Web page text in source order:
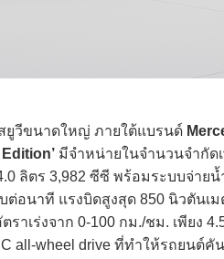
ยูวีขนาดใหญ่ ภายใต้แบรนด์
Edition’ มีจำหน่ายในจำนวนจำกัด
ลิตร 3,982 ซีซี พร้อมระบบจ่าย
อนาที แรงบิดสูงสุด 850 นิวตันเ
าเร่งจาก 0-100 กม./ชม. เพียง
all-wheel drive ที่ทำให้รถยนต์